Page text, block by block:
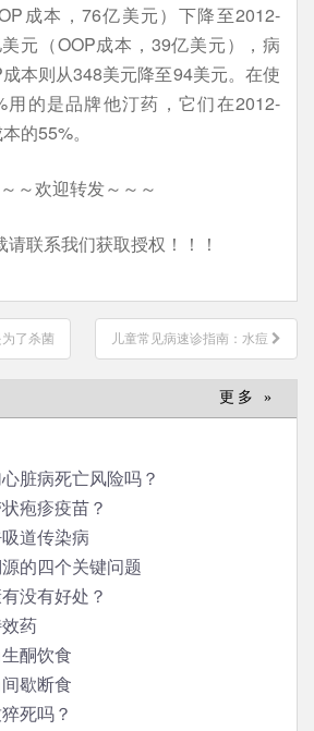
成本，76亿美元）下降至2012-
元（OOP成本，39亿美元），病
本则从348美元降至94美元。在使
用的是品牌他汀药，它们在2012-
的55%。
～欢迎转发～～～
请联系我们获取授权！！！
了杀菌 儿童常见病速诊指南：水痘
更多 »
脏病死亡风险吗？
疱疹疫苗？
道传染病
的四个关键问题
没有好处？
药
酮饮食
歇断食
死吗？